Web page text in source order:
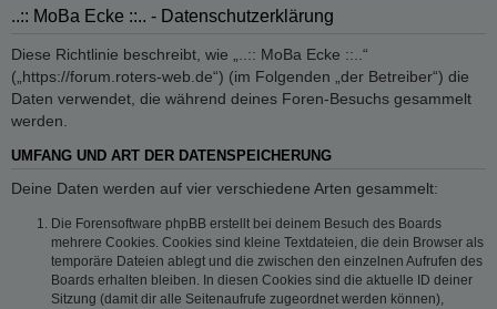
..:: MoBa Ecke ::.. - Datenschutzerklärung
Diese Richtlinie beschreibt, wie „..:: MoBa Ecke ::..“
(„https://forum.roters-web.de“) (im Folgenden „der Betreiber“) die
Daten verwendet, die während deines Foren-Besuchs gesammelt
werden.
UMFANG UND ART DER DATENSPEICHERUNG
Deine Daten werden auf vier verschiedene Arten gesammelt:
Die Forensoftware phpBB erstellt bei deinem Besuch des Boards
mehrere Cookies. Cookies sind kleine Textdateien, die dein Browser als
temporäre Dateien ablegt und die zwischen den einzelnen Aufrufen des
Boards erhalten bleiben. In diesen Cookies sind die aktuelle ID deiner
Sitzung (damit dir alle Seitenaufrufe zugeordnet werden können),